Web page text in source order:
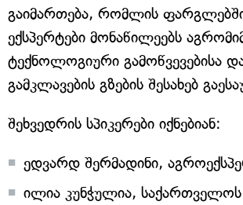
გაიმართება, რომლის
ექსპერტები მონაწილეებს
ტექნოლოგიური გამოწვევებისა
გამკლავების გზების შესახებ
შეხვედრის სპიკერები იქნებიან:
ედვარდ შერმადინი,
ილია კუნჭულია,